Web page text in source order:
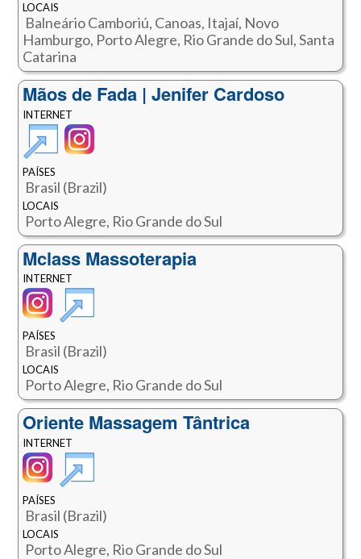
LOCAIS
Balneário Camboriú, Canoas, Itajaí, Novo
Hamburgo, Porto Alegre, Rio Grande do Sul, Santa
Catarina
Mãos de Fada | Jenifer Cardoso
INTERNET
PAÍSES
Brasil (Brazil)
LOCAIS
Porto Alegre, Rio Grande do Sul
Mclass Massoterapia
INTERNET
PAÍSES
Brasil (Brazil)
LOCAIS
Porto Alegre, Rio Grande do Sul
Oriente Massagem Tântrica
INTERNET
PAÍSES
Brasil (Brazil)
LOCAIS
Porto Alegre, Rio Grande do Sul